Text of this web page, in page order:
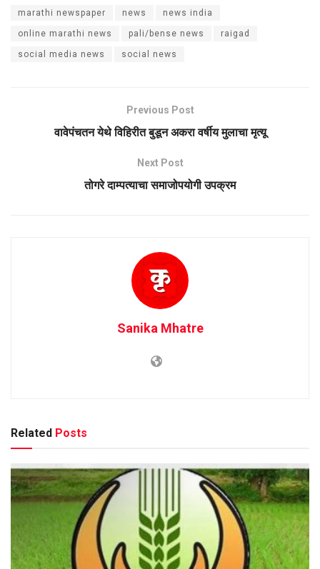
marathi newspaper news news india
online marathi news pali/bense news raigad
social media news social news
Previous Post
वावेपंचतन येथे विहिरीत बुडून अकरा वर्षीय मुलाचा मृत्यू
Next Post
तोगरे दाम्पत्याचा समाजोपयोगी उपक्रम
Sanika Mhatre
Related Posts